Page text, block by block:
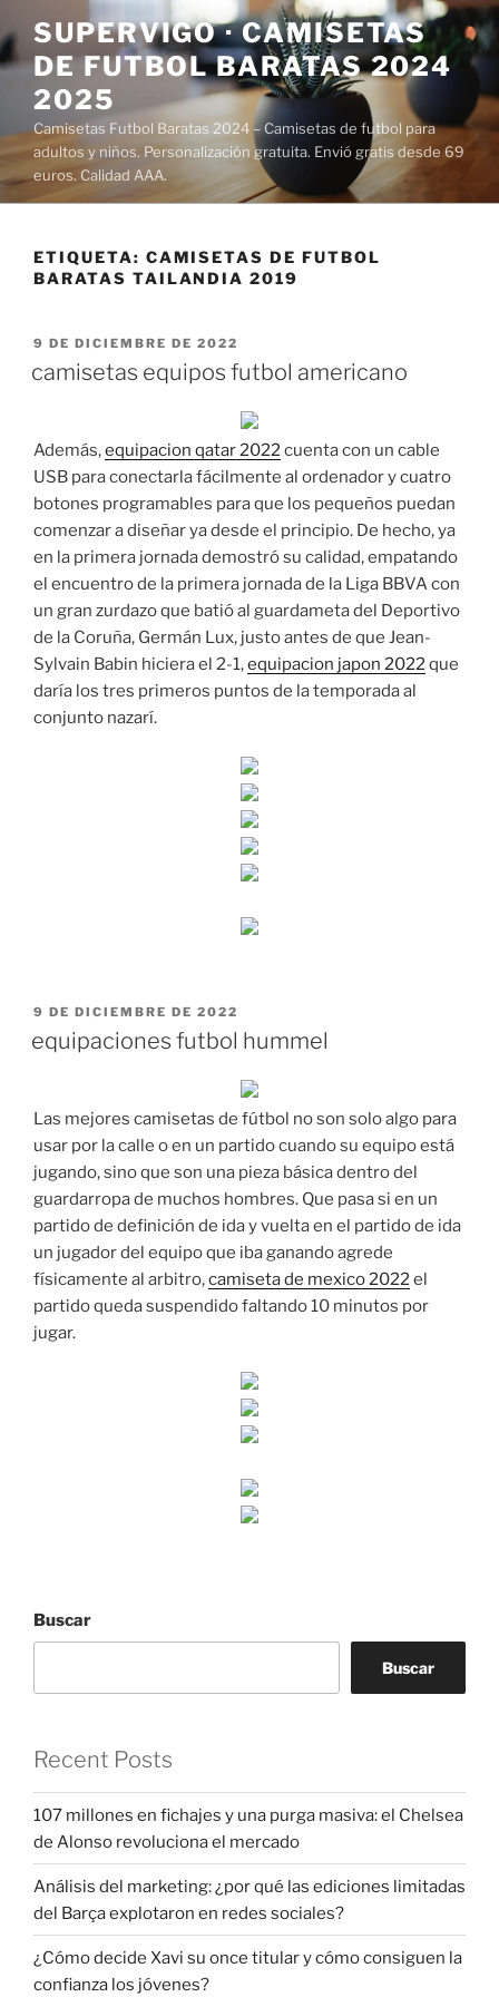
al
contenido
SUPERVIGO · CAMISETAS
DE FUTBOL BARATAS 2024
2025
Camisetas Futbol Baratas 2024 – Camisetas de futbol para
adultos y niños. Personalización gratuita. Envió gratis desde 69
euros. Calidad AAA.
ETIQUETA: CAMISETAS DE FUTBOL
BARATAS TAILANDIA 2019
PUBLICADO
9 DE DICIEMBRE DE 2022
camisetas equipos futbol americano
Además,equipacion qatar 2022cuenta con un cable
USB para conectarla fácilmente al ordenador y cuatro
botones programables para que los pequeños puedan
comenzar a diseñar ya desde el principio. De hecho, ya
en la primera jornada demostró su calidad, empatando
el encuentro de la primera jornada de la Liga BBVA con
un gran zurdazo que batió al guardameta del Deportivo
de la Coruña, Germán Lux, justo antes de que Jean-
Sylvain Babin hiciera el 2-1,equipacion japon 2022que
daría los tres primeros puntos de la temporada al
conjunto nazarí.
PUBLICADO
9 DE DICIEMBRE DE 2022
equipaciones futbol hummel
Las mejores camisetas de fútbol no son solo algo para
usar por la calle o en un partido cuando su equipo está
jugando, sino que son una pieza básica dentro del
guardarropa de muchos hombres. Que pasa si en un
partido de definición de ida y vuelta en el partido de ida
un jugador del equipo que iba ganando agrede
físicamente al arbitro,camiseta de mexico 2022 el
partido queda suspendido faltando 10 minutos por
jugar.
Buscar
Buscar
Recent Posts
107 millones en fichajes y una purga masiva: el Chelsea
de Alonso revoluciona el mercado
Análisis del marketing: ¿por qué las ediciones limitadas
del Barça explotaron en redes sociales?
¿Cómo decide Xavi su once titular y cómo consiguen la
confianza los jóvenes?